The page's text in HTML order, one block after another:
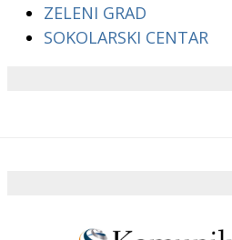
ZELENI GRAD
SOKOLARSKI CENTAR